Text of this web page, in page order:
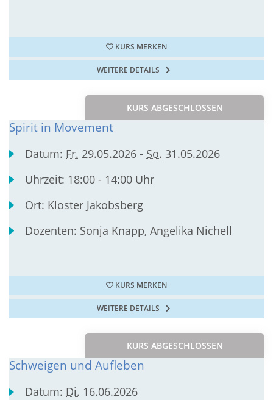
KURS MERKEN
WEITERE DETAILS
KURS ABGESCHLOSSEN
Spirit in Movement
Datum: Fr. 29.05.2026 - So. 31.05.2026
Uhrzeit: 18:00 - 14:00 Uhr
Ort: Kloster Jakobsberg
Dozenten: Sonja Knapp, Angelika Nichell
KURS MERKEN
WEITERE DETAILS
KURS ABGESCHLOSSEN
Schweigen und Aufleben
Datum: Di. 16.06.2026